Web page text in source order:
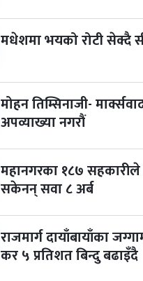
मधेशमा भयको रोटी सेक्दै
मोहन तिम्सिनाजी-
अपव्याख्या नगरौं
महानगरका १८७ सहकारीले
सकेनन् सवा ८ अर्ब
राजमार्ग दायाँबायाँका
कर ५ प्रतिशत बिन्दु बढाइँदै